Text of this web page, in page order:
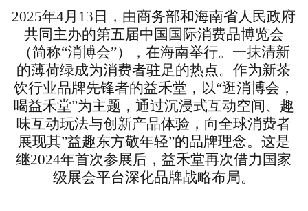
2025年4月13日，由商务部和海南省人民政府
共同主办的第五届中国国际消费品博览会
（简称“消博会”），在海南举行。一抹清新
的薄荷绿成为消费者驻足的热点。作为新茶
饮行业品牌先锋者的益禾堂，以“逛消博会，
喝益禾堂”为主题，通过沉浸式互动空间、趣
味互动玩法与创新产品体验，向全球消费者
展现其”益趣东方敬年轻”的品牌理念。这是
继2024年首次参展后，益禾堂再次借力国家
级展会平台深化品牌战略布局。